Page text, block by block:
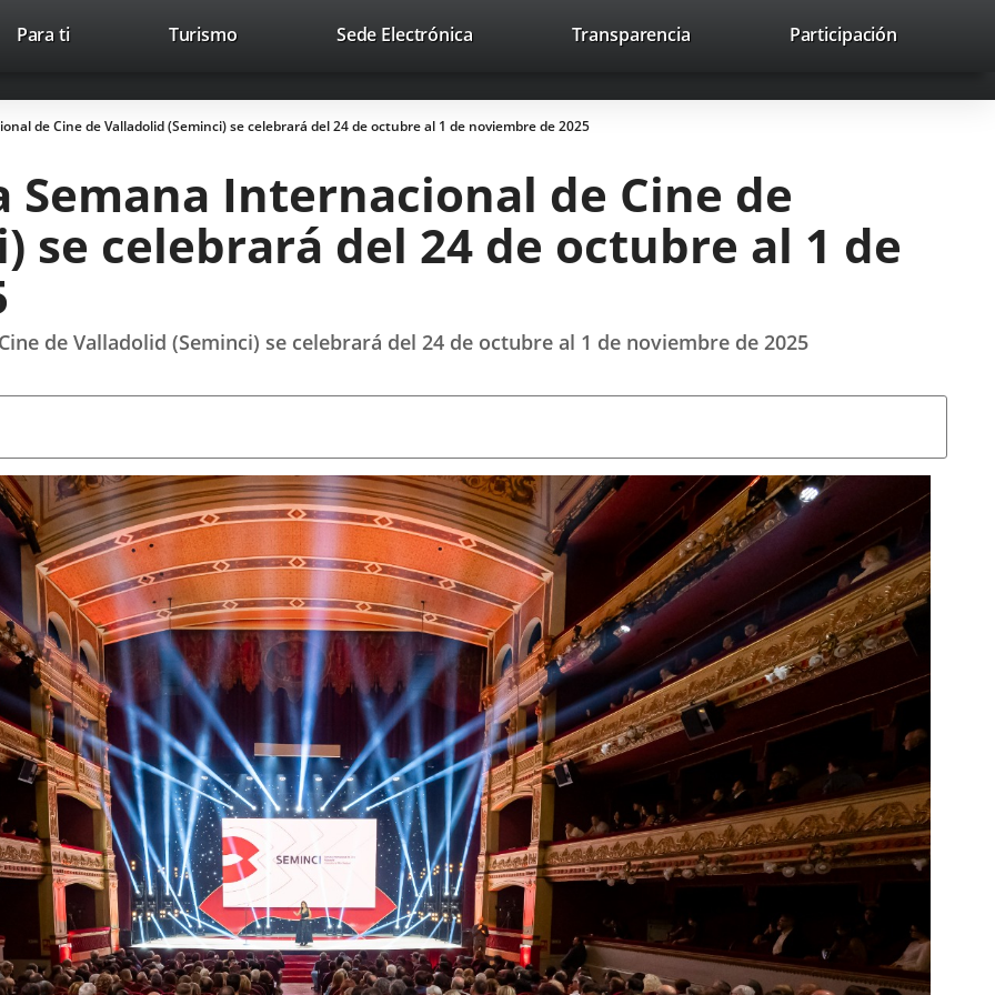
Trabaja con nosotros Contacto avaHeaderSocial
Enlace
una
aplicación
Enlace
una
Enlace
una
Buscar
Para ti TurismoEste
abrirá
en
ventana
nueva.
Sede ElectrónicaEnlace
aplicación
externa.
Transparencia Participación
de Cine de Valladolid (Seminci) se celebrará del 24 de octubre al 1 de noviembre de 2025
Semana Internacional de Cine de
se celebrará del 24 de octubre al 1 de
de Valladolid (Seminci) se celebrará del 24 de octubre al 1 de noviembre de 2025